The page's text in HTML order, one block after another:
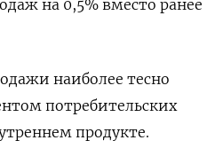
на 0,5% вместо ранее
наиболее тесно
потребительских
продукте.